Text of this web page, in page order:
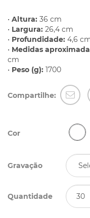
• Altura: 36 cm
• Largura: 26,4 cm
• Profundidade: 4,6
• Medidas
cm
• Peso (g): 1700
Compartilhe:
Cor
Gravação
Quantidade